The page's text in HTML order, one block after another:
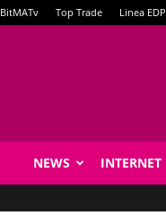
BitMATv Top Trade Linea EDP
NEWS INTERNET